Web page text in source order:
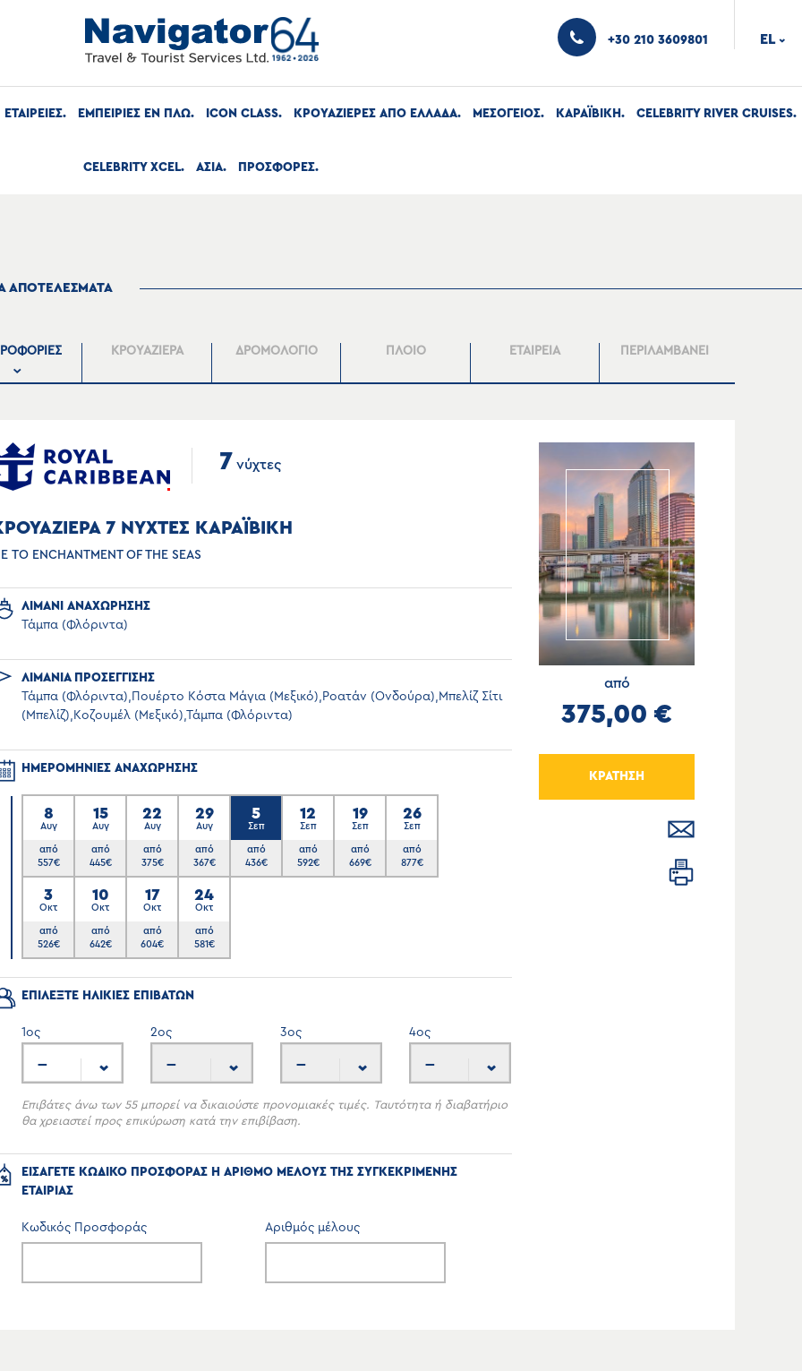
+30 210 3609801 EL ›
ΕΤΑΙΡΕΙΕΣ ΕΜΠΕΙΡΙΕΣ ΕΝ ΠΛΩ ICON CLASS ΚΡΟΥΑΖΙΕΡΕΣ ΑΠΟ ΕΛΛΑΔΑ ΜΕΣΟΓΕΙΟΣ ΚΑΡΑΪΒΙΚΗ CELEBRITY RIVER CRUISES
CELEBRITY XCEL ΑΣΙΑ ΠΡΟΣΦΟΡΕΣ
ΑΠΟΤΕΛΕΣΜΑΤΑ
ΚΡΟΥΑΖΙΕΡΑ ΔΡΟΜΟΛΟΓΙΟ ΠΛΟΙΟ ΕΤΑΙΡΕΙΑ ΠΕΡΙΛΑΜΒΑΝΕΙ
7 νύχτες
7 ΝΥΧΤΕΣ ΚΑΡΑΪΒΙΚΗ
ΤΟ ENCHANTMENT OF THE SEAS
ΛΙΜΑΝΙ ΑΝΑΧΩΡΗΣΗΣ
Τάμπα (Φλόριντα)
ΛΙΜΑΝΙΑ ΠΡΟΣΕΓΓΙΣΗΣ
Τάμπα (Φλόριντα),Πουέρτο Κόστα Μάγια (Μεξικό),Ροατάν (Ονδούρα),Μπελίζ Σίτι
(Μπελίζ),Κοζουμέλ (Μεξικό),Τάμπα (Φλόριντα)
ΗΜΕΡΟΜΗΝΙΕΣ ΑΝΑΧΩΡΗΣΗΣ
8
Αυγ
από
557€
15
Αυγ
από
445€
22
Αυγ
από
375€
29
Αυγ
από
367€
5
Σεπ
από
436€
12
Σεπ
από
592€
19
Σεπ
από
669€
26
Σεπ
από
877€
3
Οκτ
από
526€
10
Οκτ
από
642€
17
Οκτ
από
604€
24
Οκτ
από
581€
ΕΠΙΛΕΞΤΕ ΗΛΙΚΙΕΣ ΕΠΙΒΑΤΩΝ
1ος
---
2ος
---
3ος
---
4ος
---
Επιβάτες άνω των 55 μπορεί να δικαιούστε προνομιακές τιμές. Ταυτότητα ή διαβατήριο
θα χρειαστεί προς επικύρωση κατά την επιβίβαση.
ΕΙΣΑΓΕΤΕ ΚΩΔΙΚΟ ΠΡΟΣΦΟΡΑΣ Η ΑΡΙΘΜΟ ΜΕΛΟΥΣ ΤΗΣ ΣΥΓΚΕΚΡΙΜΕΝΗΣ
ΕΤΑΙΡΙΑΣ
Κωδικός Προσφοράς Αριθμός μέλους
από
375,00 €
ΚΡΑΤΗΣΗ